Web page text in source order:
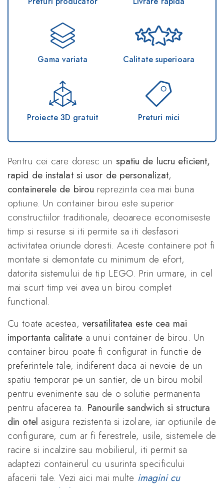
Gama variata Calitate superioara
Proiecte 3D gratuit Preturi mici
Pentru cei care doresc un spatiu de lucru eficient,
rapid de instalat si usor de personalizat,
containerele de birou reprezinta cea mai buna
optiune. Un container birou este superior
constructiilor traditionale, deoarece economiseste
timp si resurse si iti permite sa iti desfasori
activitatea oriunde doresti. Aceste containere pot fi
montate si demontate cu minimum de efort,
datorita sistemului de tip LEGO. Prin urmare, in cel
mai scurt timp vei avea un birou complet
functional.
Cu toate acestea, versatilitatea este cea mai
importanta calitatea unui container de birou. Un
container birou poate fi configurat in functie de
preferintele tale, indiferent daca ai nevoie de un
spatiu temporar pe un santier, de un birou mobil
pentru evenimente sau de o solutie permanenta
pentru afacerea ta. Panourile sandwich si structura
din otel asigura rezistenta si izolare, iar optiunile de
configurare, cum ar fi ferestrele, usile, sistemele de
racire si incalzire sau mobilierul, iti permit sa
adaptezi containerul cu usurinta specificului
afacerii tale. Vezi aici mai multe imagini cu